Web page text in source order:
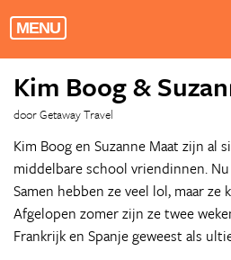
MENU
Kim Boog &
door Getaway Travel
Kim Boog en Suzanne Maat zijn al
middelbare school vriendinnen.
Samen hebben ze veel lol, maar
Afgelopen zomer zijn ze twee
Frankrijk en Spanje geweest als